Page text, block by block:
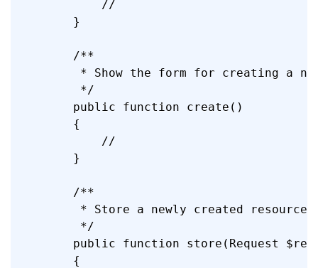
        //
    }
    /**
* Show the form for creating a
     */
    public function create()
    {
        //
    }
    /**
* Store a newly created resource
     */
public function store(Request
    {